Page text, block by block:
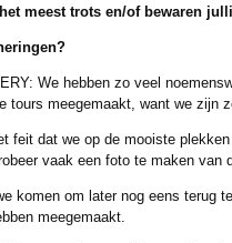
meest trots en/of bewaren
We hebben zo veel
tours meegemaakt, want we zijn
dat we op de mooiste plekken
vaak een foto te maken van
om later nog eens terug te
meegemaakt.